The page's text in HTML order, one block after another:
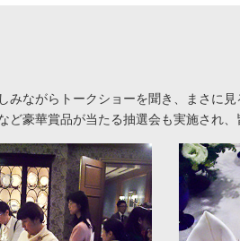
ながらトークショーを聞き、まさに
豪華賞品が当たる抽選会も実施され、